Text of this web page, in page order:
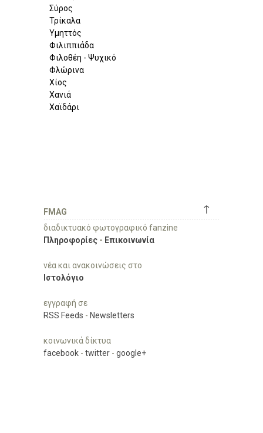
Σύρος
Τρίκαλα
Υμηττός
Φιλιππιάδα
Φιλοθέη - Ψυχικό
Φλώρινα
Χίος
Χανιά
Χαϊδάρι
↑
FMAG
διαδικτυακό φωτογραφικό fanzine
Πληροφορίες - Επικοινωνία
νέα και ανακοινώσεις στο
Ιστολόγιο
εγγραφή σε
RSS Feeds - Newsletters
κοινωνικά δίκτυα
facebook - twitter - google+